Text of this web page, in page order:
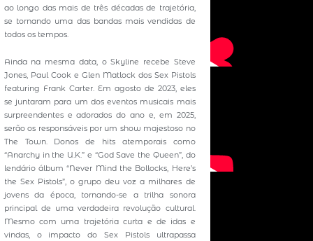
ao longo das mais de três décadas de trajetória,
se tornando uma das bandas mais vendidas de
todos os tempos.
Ainda na mesma data, o Skyline recebe Steve
Jones, Paul Cook e Glen Matlock dos Sex Pistols
featuring Frank Carter. Em agosto de 2023, eles
se juntaram para um dos eventos musicais mais
surpreendentes e adorados do ano e, em 2025,
serão os responsáveis por um show majestoso no
The Town. Donos de hits atemporais como
“Anarchy in the U.K.” e “God Save the Queen”, do
lendário álbum “Never Mind the Bollocks, Here’s
the Sex Pistols”, o grupo deu voz a milhares de
jovens da época, tornando-se a trilha sonora
principal de uma verdadeira revolução cultural.
Mesmo com uma trajetória curta e de idas e
vindas, o impacto do Sex Pistols ultrapassa